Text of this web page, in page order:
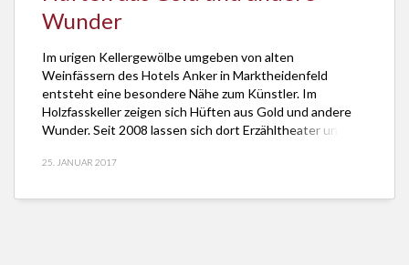
Wunder
Im urigen Kellergewölbe umgeben von alten
Weinfässern des Hotels Anker in Marktheidenfeld
entsteht eine besondere Nähe zum Künstler. Im
Holzfasskeller zeigen sich Hüften aus Gold und andere
Wunder. Seit 2008 lassen sich dort Erzähltheater und
Lesungen und Kabarett. Am 3. Februar 2017 fragen
25. JANUAR 2017